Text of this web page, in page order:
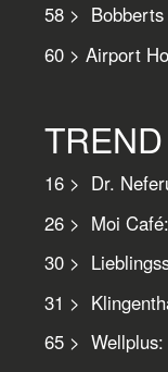
58 > Bobberts
60 > Airport
TREND
16 > Dr.
26 > Moi
30 >
31 >
65 > Wellplus: